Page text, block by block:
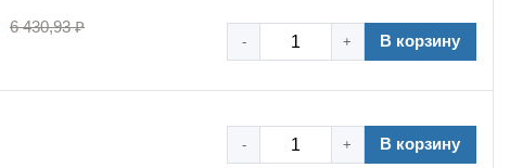
6 430,93 ₽
- + В корзину
- + В корзину